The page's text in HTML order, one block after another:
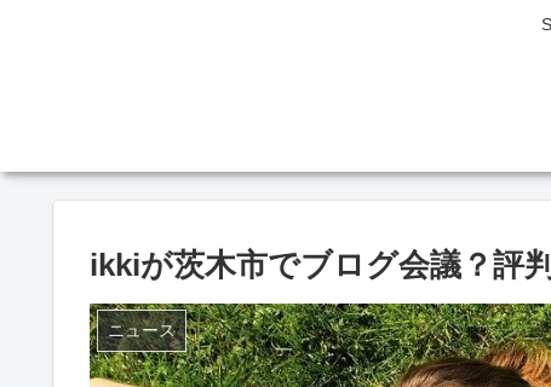
ikkiが茨木市でブログ会議？評
ニュース